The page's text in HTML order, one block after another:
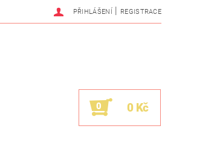
PŘIHLÁŠENÍ | REGISTRACE
0 0 Kč